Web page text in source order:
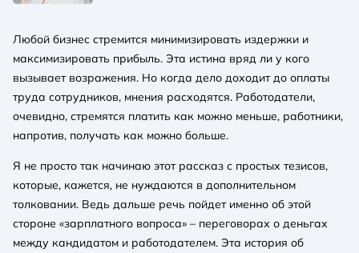
Любой бизнес стремится минимизировать издержки и
максимизировать прибыль. Эта истина вряд ли у кого
вызывает возражения. Но когда дело доходит до оплаты
труда сотрудников, мнения расходятся. Работодатели,
очевидно, стремятся платить как можно меньше, работники,
напротив, получать как можно больше.
Я не просто так начинаю этот рассказ с простых тезисов,
которые, кажется, не нуждаются в дополнительном
толковании. Ведь дальше речь пойдет именно об этой
стороне «зарплатного вопроса» – переговорах о деньгах
между кандидатом и работодателем. Эта история об